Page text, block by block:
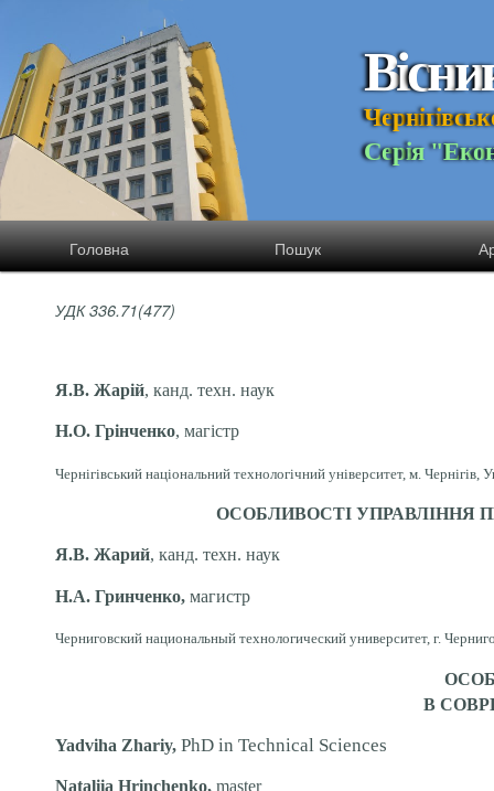
Вісни
Чернігівськ
Серія "Еко
Головна Пошук
УДК 336.71(477)
Я.В. Жарій, канд. техн. наук
Н.О. Грінченко, магістр
Чернігівський національний технологічний університет, м. Чернігів,
ОСОБЛИВОСТІ УПРАВЛІННЯ
Я.В. Жарий, канд. техн. наук
Н.А. Гринченко, магистр
Черниговский национальный технологический университет, г.
В
Yadviha Zhariy, PhD in Technical Sciences
Nataliia Hrinchenko, master